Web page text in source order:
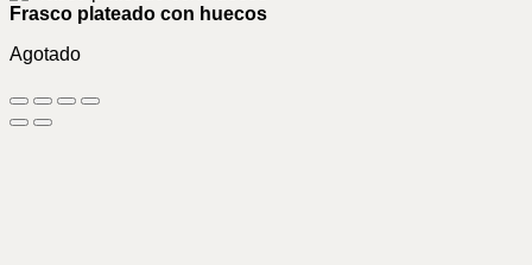
Frasco plateado con huecos
Agotado